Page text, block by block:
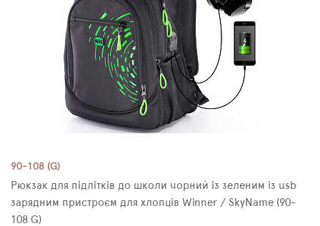
90-108 (G)
Рюкзак для підлітків до школи чорний із зеленим із usb
зарядним пристроєм для хлопців Winner / SkyName (90-
108 G)